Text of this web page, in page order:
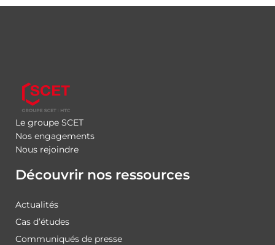
Le groupe SCET
Nos engagements
Nous rejoindre
Découvrir nos ressources
Actualités
Cas d’études
Communiqués de presse